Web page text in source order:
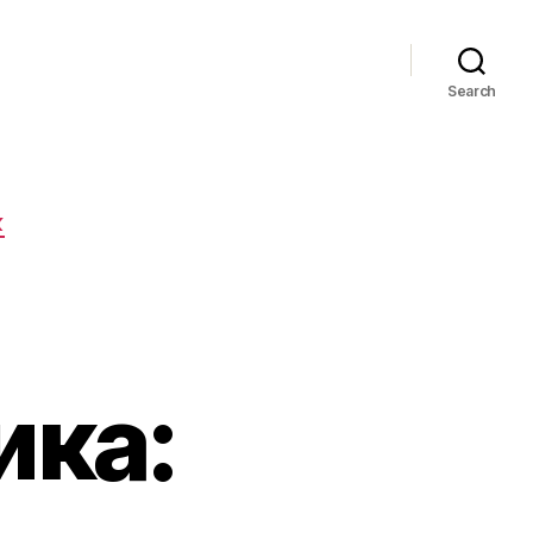
Search